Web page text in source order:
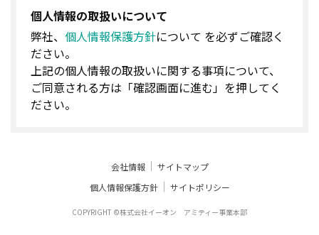
個人情報の取扱いについて
弊社、 個人情報保護方針について を必ずご確認く
ださい。
上記の個人情報の取扱いに関する事項について、
ご同意される方は「確認画面に進む」を押してく
ださい。
会社情報
サイトマップ
個人情報保護方針
サイトポリシー
COPYRIGHT ©株式会社イーオン アミティー事業本部